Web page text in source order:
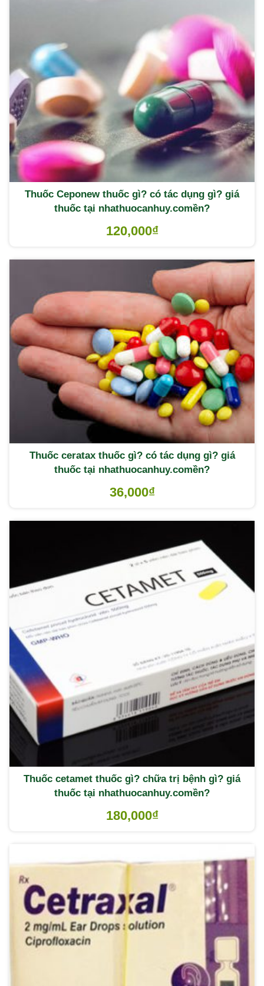
Thuốc Ceponew thuốc gì? có tác dụng gì? giá
thuốc tại nhathuocanhuy.comền?
120,000₫
Thuốc ceratax thuốc gì? có tác dụng gì? giá
thuốc tại nhathuocanhuy.comền?
36,000₫
Thuốc cetamet thuốc gì? chữa trị bệnh gì? giá
thuốc tại nhathuocanhuy.comền?
180,000₫